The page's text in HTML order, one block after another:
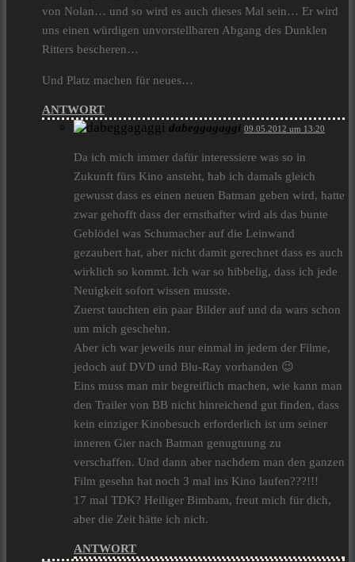
von Nolan… und so wird es auch dieses Mal sein… Er wird
uns einen würdigen unvorstellbaren Abgang des Dunklen
Ritters bescheren…
Und Platz machen für neues…
ANTWORT
dabeggagaggi 09.05.2012 um 13:20
Da ich mich immer dafür interessiere was so in
Zukunft fürs Kino ansteht, hab ich damals gleich
gewusst dass es einen neuen Batman geben wird, hatte
zwar gehofft dass der ernsthafter wird als das bunte
Geblödel was Schumacher auf die Leinwand
gezaubert hat, aber nicht damit gerechnet dass es auch
wirklich so kommt. Ich war so hibbelig, dass ich jede
Neuigkeit sofort wissen musste.
Zuerst tauchten ein paar Bilder auf und da wars schon
um mich geschehn.
Aber ich war jeweils nur einmal in jedem der Filme,
jedoch auf DVD und Blu-Ray vorhanden 😉
Eins muss man mir begreiflich machen, wie kann man
den Trailer von BB nicht hinreichend gut finden, dass
kein einziger Kinobesuch erforderlich ist um seiner
inneren Gier nach Batman genugtuung zu
verschaffen. Und dann aber nachdem man den ganzen
Film gesehn hat noch 3 mal ins Kino laufen???!!!
17 mal TDK? Heiliger Bimbam, freut mich für dich,
aber die Zeit hätte ich nich.
ANTWORT